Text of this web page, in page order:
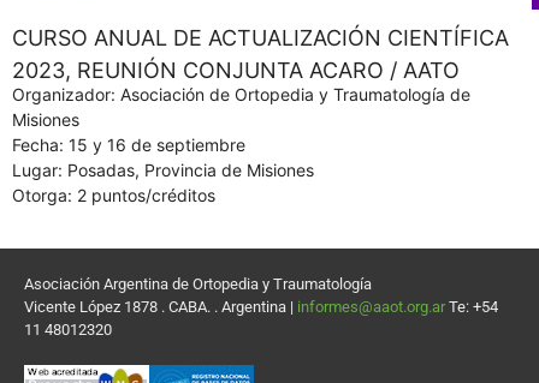
CURSO ANUAL DE ACTUALIZACIÓN CIENTÍFICA
2023, REUNIÓN CONJUNTA ACARO / AATO
Organizador: Asociación de Ortopedia y Traumatología de
Misiones
Fecha: 15 y 16 de septiembre
Lugar: Posadas, Provincia de Misiones
Otorga: 2 puntos/créditos
Asociación Argentina de Ortopedia y Traumatología
Vicente López 1878 . CABA. . Argentina | informes@aaot.org.ar Te: +54
11 48012320